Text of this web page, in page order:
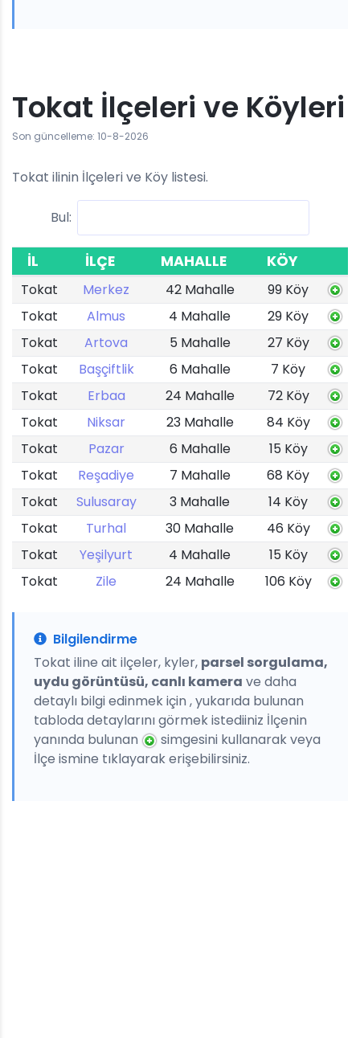
Tokat İlçeleri ve Köyleri
Son güncelleme: 10-8-2026
Tokat ilinin İlçeleri ve Köy listesi.
Bul:
İL İLÇE MAHALLE KÖY
Tokat Merkez 42 Mahalle
99 Köy
Tokat
Almus 4 Mahalle
29 Köy
Tokat
Artova 5 Mahalle
27 Köy
Tokat
Başçiftlik 6 Mahalle
7 Köy
Tokat
Erbaa 24 Mahalle
72 Köy
Tokat
Niksar 23 Mahalle
84 Köy
Tokat
Pazar 6 Mahalle
15 Köy
Tokat
Reşadiye 7 Mahalle
68 Köy
Tokat
Sulusaray 3 Mahalle
14 Köy
Tokat
Turhal 30 Mahalle
46 Köy
Tokat
Yeşilyurt 4 Mahalle
15 Köy
Tokat
Zile 24 Mahalle 106 Köy
Bilgilendirme
Tokat iline ait ilçeler, kyler, parsel sorgulama,
uydu görüntüsü, canlı kamera ve daha
detaylı bilgi edinmek için , yukarıda bulunan
tabloda detaylarını görmek istediiniz İlçenin
yanında bulunan
simgesini kullanarak veya
İlçe ismine tıklayarak erişebilirsiniz.